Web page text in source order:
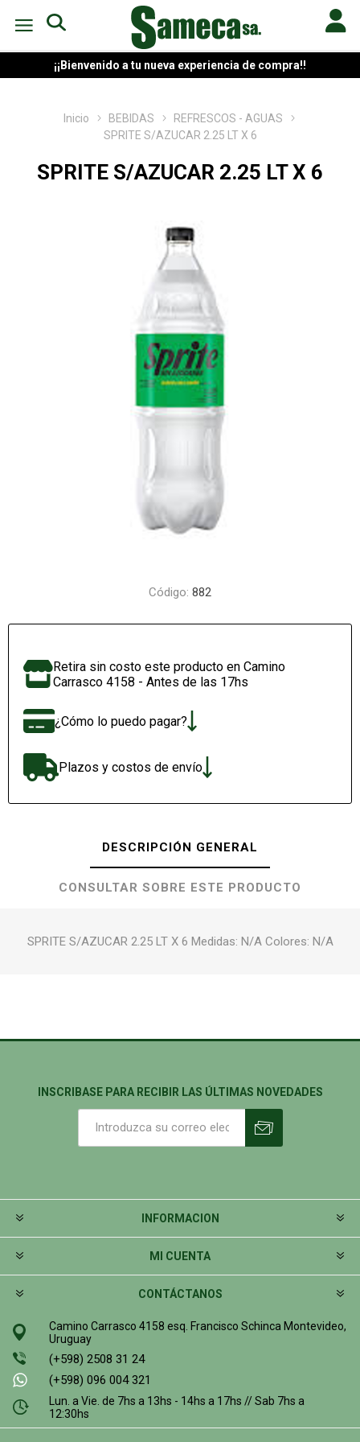
¡¡Bienvenido a tu nueva experiencia de compra!!
Inicio BEBIDAS
REFRESCOS - AGUAS
SPRITE S/AZUCAR 2.25 LT X 6
SPRITE S/AZUCAR 2.25 LT X 6
Código: 882
Retira sin costo este producto en Camino
Carrasco 4158 - Antes de las 17hs
¿Cómo lo puedo pagar?
Plazos y costos de envío
DESCRIPCIÓN GENERAL
CONSULTAR SOBRE ESTE PRODUCTO
SPRITE S/AZUCAR 2.25 LT X 6 Medidas: N/A Colores: N/A
INSCRIBASE PARA RECIBIR LAS ÚLTIMAS NOVEDADES
INFORMACION
MI CUENTA
CONTÁCTANOS
Camino Carrasco 4158 esq. Francisco Schinca Montevideo,
Uruguay
(+598) 2508 31 24
(+598) 096 004 321
Lun. a Vie. de 7hs a 13hs - 14hs a 17hs // Sab 7hs a
12:30hs